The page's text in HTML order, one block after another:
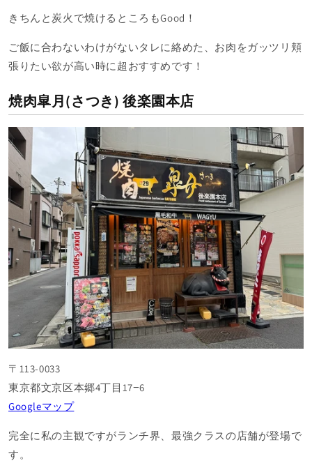
きちんと炭火で焼けるところもGood！
ご飯に合わないわけがないタレに絡めた、お肉をガッツリ頬
張りたい欲が高い時に超おすすめです！
焼肉皐月(さつき) 後楽園本店
〒113-0033
東京都文京区本郷4丁目17−6
Googleマップ
完全に私の主観ですがランチ界、最強クラスの店舗が登場で
す。